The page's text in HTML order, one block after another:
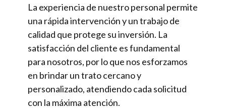
La experiencia de nuestro personal permite
una rápida intervención y un trabajo de
calidad que protege su inversión. La
satisfacción del cliente es fundamental
para nosotros, por lo que nos esforzamos
en brindar un trato cercano y
personalizado, atendiendo cada solicitud
con la máxima atención.